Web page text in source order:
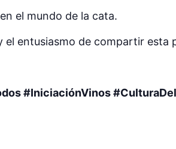
el mundo de la cata.
el entusiasmo de compartir
#IniciaciónVinos